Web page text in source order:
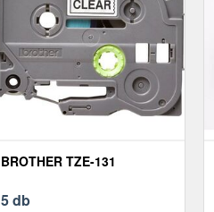
BROTHER TZE-131
5 db